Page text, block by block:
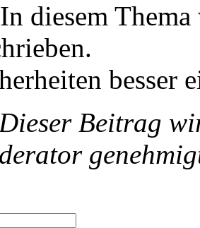
diesem
besser
Beitrag